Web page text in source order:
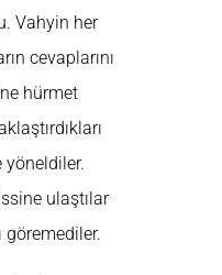
Vahyin her
cevaplarını
hürmet
yöneldiler.
ulaştılar
göremediler.